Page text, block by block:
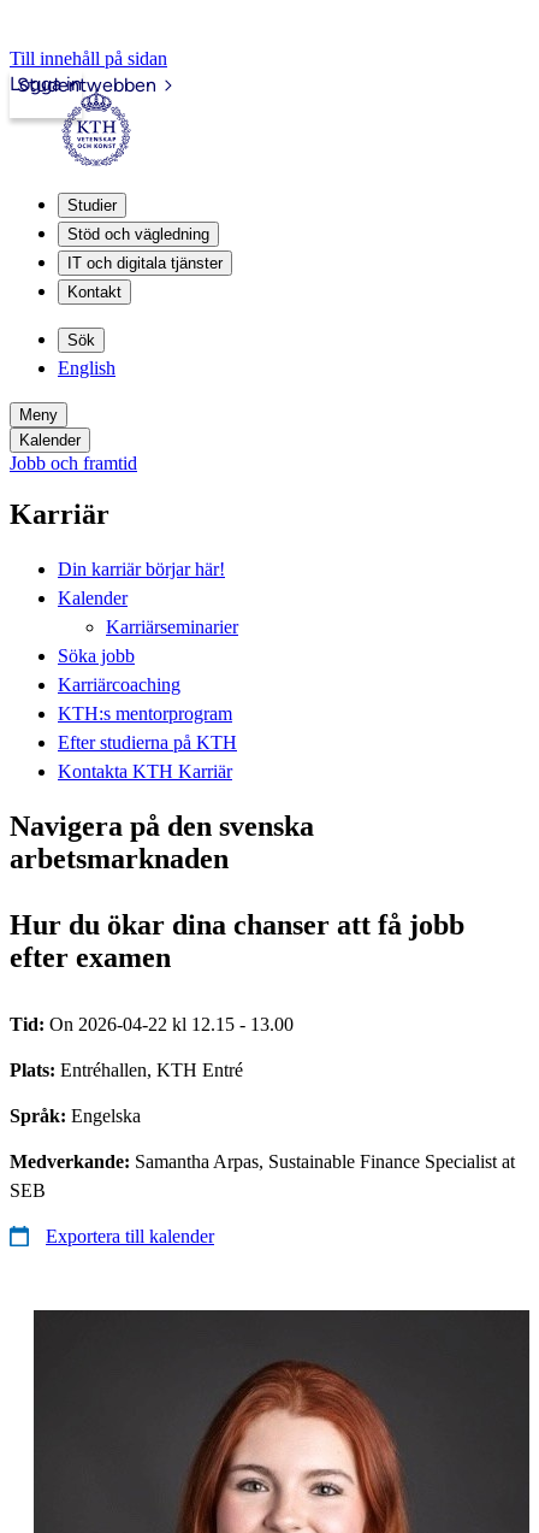
Till innehåll på sidan
Studentwebben
Logga in
Studier
Stöd och vägledning
IT och digitala tjänster
Kontakt
Sök
English
Meny
Kalender
Jobb och framtid
Karriär
Din karriär börjar här!
Kalender
Karriärseminarier
Söka jobb
Karriärcoaching
KTH:s mentorprogram
Efter studierna på KTH
Kontakta KTH Karriär
Navigera på den svenska
arbetsmarknaden
Hur du ökar dina chanser att få jobb
efter examen
Tid: On 2026-04-22 kl 12.15 - 13.00
Plats: Entréhallen, KTH Entré
Språk: Engelska
Medverkande: Samantha Arpas, Sustainable Finance Specialist at
SEB
Exportera till kalender